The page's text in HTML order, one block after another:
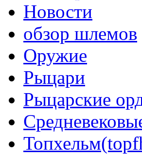
Новости
обзор шлемов
Оружие
Рыцари
Рыцарские